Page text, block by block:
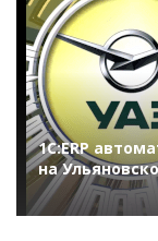
1С:ERP
на